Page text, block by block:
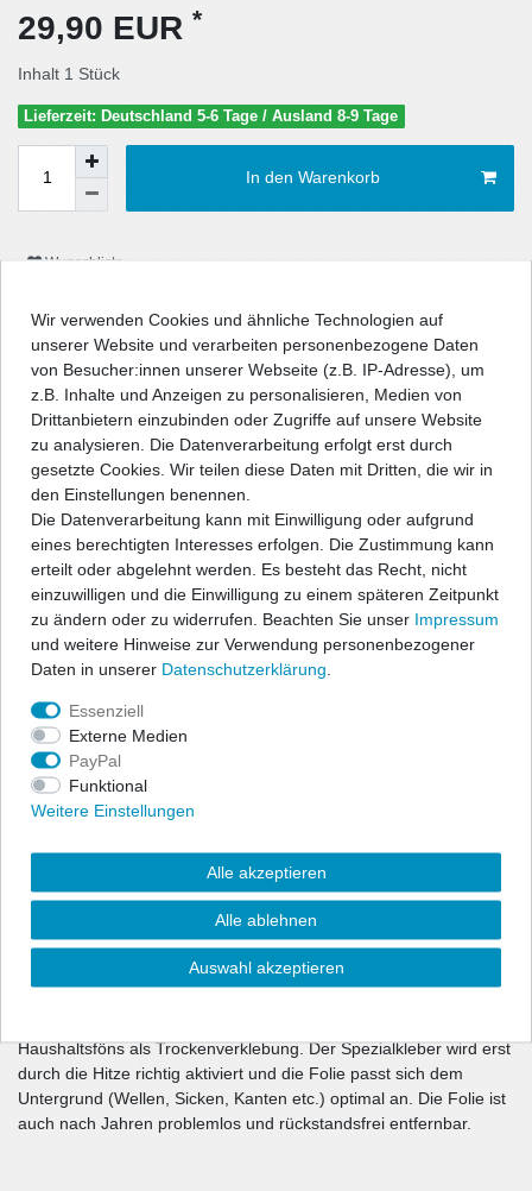
29,90 EUR *
Inhalt 1 Stück
Lieferzeit: Deutschland 5-6 Tage / Ausland 8-9 Tage
In den Warenkorb
Wunschliste
* inkl. ges. MwSt. zzgl. Versandkosten
Beschreibung
Angaben Produktsicherheit
ClyTape® PKW - Ladekantenschutzfolie innen,
Fahrzeugspezifisch zugeschnitten in Carbon-Optik
Zum Schutz und zur optischen Aufwertung der inneren Kunststoff-
Da Kratzer und Schrammen sehr schnell beim Be- und Entladen
des Kofferraumes entstehen können, bietet diese Spezialfolie in
Carbon-Optik optimalen Schutz und bringt auch gleich eine
sportliche Optik mit.
zugeschnitten
230µ starke Schutzfolie
speziell für innere Kunststoffladekanten
rückstandsfrei und einfach wieder entfernbar
Haushaltsföns als Trockenverklebung. Der Spezialkleber wird erst
durch die Hitze richtig aktiviert und die Folie passt sich dem
Untergrund (Wellen, Sicken, Kanten etc.) optimal an. Die Folie ist
auch nach Jahren problemlos und rückstandsfrei entfernbar.
Wir verwenden Cookies und ähnliche Technologien auf
unserer Website und verarbeiten personenbezogene Daten
von Besucher:innen unserer Webseite (z.B. IP-Adresse), um
z.B. Inhalte und Anzeigen zu personalisieren, Medien von
Drittanbietern einzubinden oder Zugriffe auf unsere Website
zu analysieren. Die Datenverarbeitung erfolgt erst durch
gesetzte Cookies. Wir teilen diese Daten mit Dritten, die wir in
den Einstellungen benennen.
Die Datenverarbeitung kann mit Einwilligung oder aufgrund
eines berechtigten Interesses erfolgen. Die Zustimmung kann
erteilt oder abgelehnt werden. Es besteht das Recht, nicht
einzuwilligen und die Einwilligung zu einem späteren Zeitpunkt
zu ändern oder zu widerrufen. Beachten Sie unser Impressum
und weitere Hinweise zur Verwendung personenbezogener
Daten in unserer Daten­schutz­erklärung
Essenziell
Externe Medien
PayPal
Funktional
Weitere Einstellungen
Alle akzeptieren
Alle ablehnen
Auswahl akzeptieren